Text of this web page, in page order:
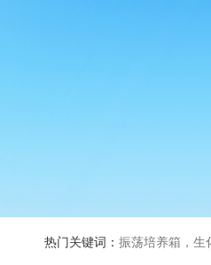
热门关键词： 振荡培养箱，生化